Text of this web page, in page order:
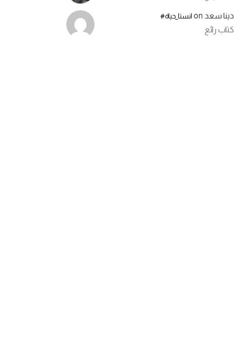
دينا سعد onانستا_حياة#
كتاب رائع